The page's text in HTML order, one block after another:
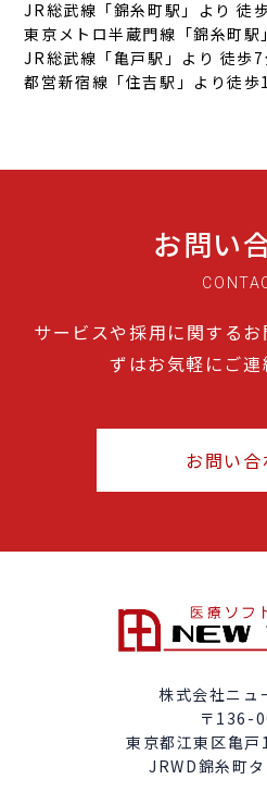
JR総武線「錦糸町駅」より 徒
東京メトロ半蔵門線「錦糸町駅
JR総武線「亀戸駅」より 徒歩7
都営新宿線「住吉駅」より徒歩
お問い
サービスや採用に関する
ずはお気軽にご連
お問い合
株式会社ニュ
〒136-
東京都江東区亀戸
JRWD錦糸町